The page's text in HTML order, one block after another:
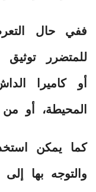
ففي حال
للمتضرر توثيق
أو كاميرا
المحيطة، أو
كما يمكن
والتوجه بها